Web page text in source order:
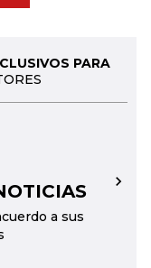
PARA
a sus
→